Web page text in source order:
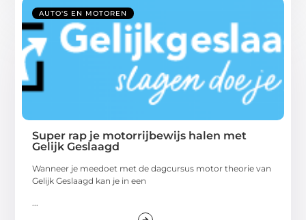
AUTO'S EN MOTOREN
Super rap je motorrijbewijs halen met
Gelijk Geslaagd
Wanneer je meedoet met de dagcursus motor theorie van
Gelijk Geslaagd kan je in een